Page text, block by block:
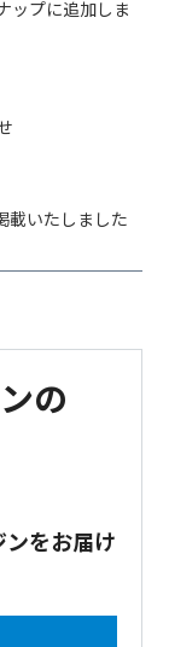
ップに追加しま
載いたしました
の
をお届け